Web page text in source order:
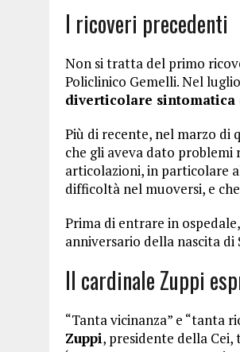
I ricoveri precedenti
Non si tratta del primo
Policlinico Gemelli. Nel
diverticolare sintomatica
Più di recente, nel marzo di
che gli aveva dato problemi
articolazioni, in particolare
difficoltà nel muoversi, e
Prima di entrare in
anniversario della nascita di
Il cardinale Zuppi
“Tanta vicinanza” e “tanta
Zuppi, presidente della Cei,